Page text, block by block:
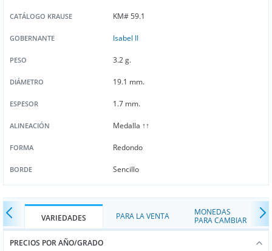
CATÁLOGO KRAUSE KM# 59.1
GOBERNANTE Isabel II
PESO 3.2 g.
DIÁMETRO 19.1 mm.
ESPESOR 1.7 mm.
ALINEACIÓN Medalla ↑↑
FORMA Redondo
BORDE Sencillo
VARIEDADES PARA LA VENTA
MONEDAS
PARA CAMBIAR
PRECIOS POR AÑO/GRADO